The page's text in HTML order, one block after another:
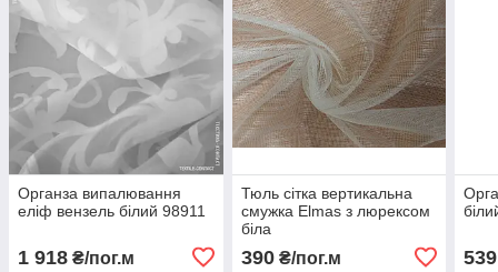
Органза випалювання
еліф вензель білий 98911
1 918 ₴/пог.м
Тюль сітка вертикальна
смужка Elmas з люрексом
біла
390₴/пог.м 539